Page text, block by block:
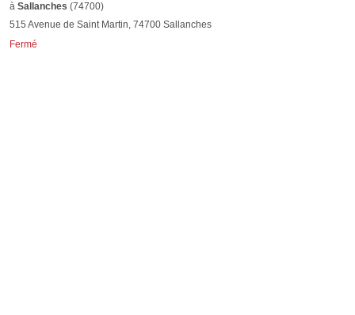
à Sallanches (74700)
515 Avenue de Saint Martin, 74700 Sallanches
Fermé